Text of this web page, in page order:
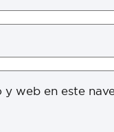
web en este